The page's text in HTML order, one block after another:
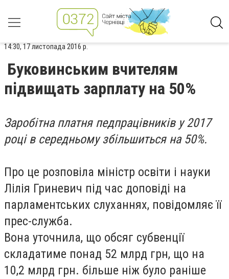
14:30, 17 листопада 2016 р.
Буковинським вчителям
підвищать зарплату на 50%
Заробітна платня педпрацівників у 2017
році в середньому збільшиться на 50%.
Про це розповіла міністр освіти і науки
Лілія Гриневич під час доповіді на
парламентських слуханнях, повідомляє її
прес-служба.
Вона уточнила, що обсяг субвенції
складатиме понад 52 млрд грн, що на
10,2 млрд грн. більше ніж було раніше